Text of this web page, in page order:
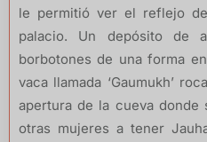
le permitió ver el reflejo
palacio. Un depósito de
borbotones de una forma
vaca llamada ‘Gaumukh’
apertura de la cueva donde
otras mujeres a tener